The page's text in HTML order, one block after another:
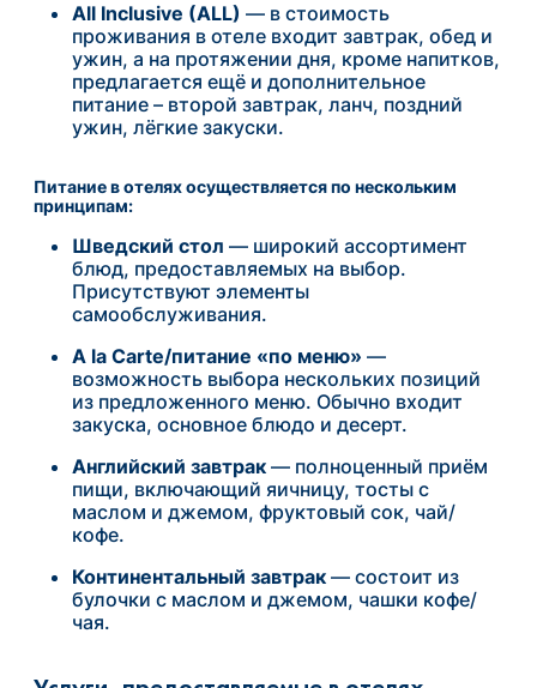
All Inclusive (ALL) — в стоимость
проживания в отеле входит завтрак, обед и
ужин, а на протяжении дня, кроме напитков,
предлагается ещё и дополнительное
питание – второй завтрак, ланч, поздний
ужин, лёгкие закуски.
Питание вотеляхосуществляется по нескольким
принципам:
Шведский стол — широкий ассортимент
блюд, предоставляемых на выбор.
Присутствуют элементы
самообслуживания.
A la Carte/питание «по меню» —
возможность выбора нескольких позиций
из предложенного меню. Обычно входит
закуска, основное блюдо и десерт.
Английский завтрак — полноценный приём
пищи, включающий яичницу, тосты с
маслом и джемом, фруктовый сок, чай/
кофе.
Континентальный завтрак — состоит из
булочки с маслом и джемом, чашки кофе/
чая.